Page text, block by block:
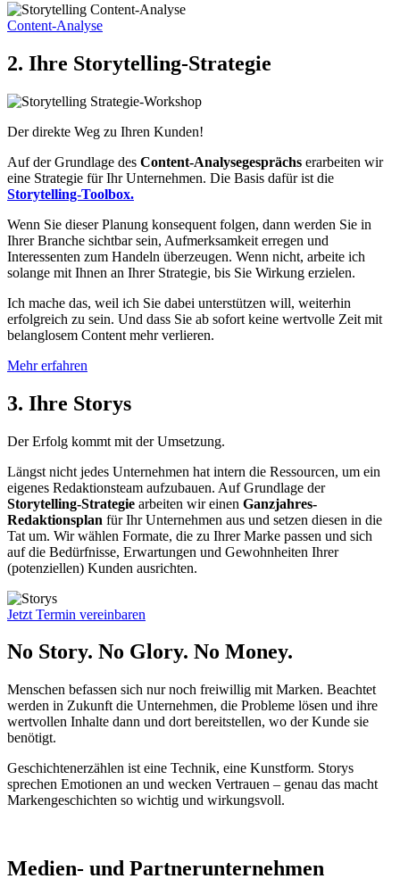
Content-Analyse
2. Ihre Storytelling-Strategie
Der direkte Weg zu Ihren Kunden!
Auf der Grundlage des Content-Analysegesprächs erarbeiten wir
eine Strategie für Ihr Unternehmen. Die Basis dafür ist die
Storytelling-Toolbox.
Wenn Sie dieser Planung konsequent folgen, dann werden Sie in
Ihrer Branche sichtbar sein, Aufmerksamkeit erregen und
Interessenten zum Handeln überzeugen. Wenn nicht, arbeite ich
solange mit Ihnen an Ihrer Strategie, bis Sie Wirkung erzielen.
Ich mache das, weil ich Sie dabei unterstützen will, weiterhin
erfolgreich zu sein. Und dass Sie ab sofort keine wertvolle Zeit mit
belanglosem Content mehr verlieren.
Mehr erfahren
3. Ihre Storys
Der Erfolg kommt mit der Umsetzung.
Längst nicht jedes Unternehmen hat intern die Ressourcen, um ein
eigenes Redaktionsteam aufzubauen. Auf Grundlage der
Storytelling-Strategie arbeiten wir einen Ganzjahres-
Redaktionsplan für Ihr Unternehmen aus und setzen diesen in die
Tat um. Wir wählen Formate, die zu Ihrer Marke passen und sich
auf die Bedürfnisse, Erwartungen und Gewohnheiten Ihrer
(potenziellen) Kunden ausrichten.
Jetzt Termin vereinbaren
No Story. No Glory. No Money.
Menschen befassen sich nur noch freiwillig mit Marken. Beachtet
werden in Zukunft die Unternehmen, die Probleme lösen und ihre
wertvollen Inhalte dann und dort bereitstellen, wo der Kunde sie
benötigt.
Geschichtenerzählen ist eine Technik, eine Kunstform. Storys
sprechen Emotionen an und wecken Vertrauen – genau das macht
Markengeschichten so wichtig und wirkungsvoll.
Medien- und Partnerunternehmen